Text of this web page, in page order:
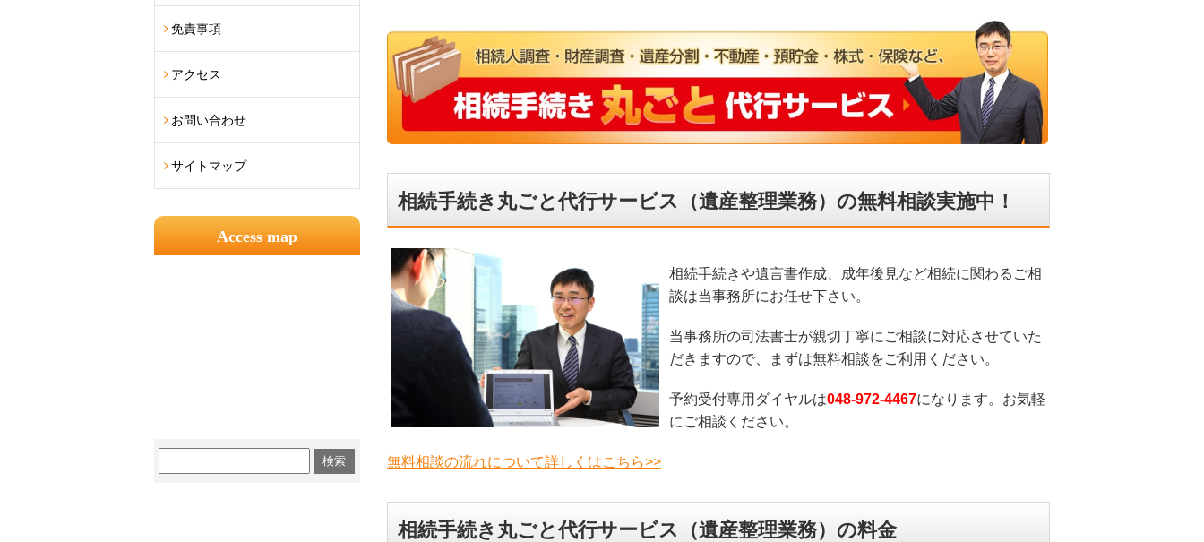
相続手続き丸ごと代行サービス（遺産整理業務）の無料相談実施中！
相続手続きや遺言書作成、成年後見など相続に関わるご相
談は当事務所にお任せ下さい。
当事務所の司法書士が親切丁寧にご相談に対応させていた
だきますので、まずは無料相談をご利用ください。
予約受付専用ダイヤルは048-972-4467になります。お気軽
にご相談ください。
無料相談の流れについて詳しくはこちら>>
相続手続き丸ごと代行サービス（遺産整理業務）の料金
免責事項
アクセス
お問い合わせ
サイトマップ
Access map